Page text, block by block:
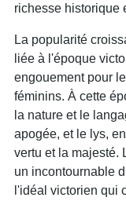
richesse historique
La popularité
liée à l'époque
engouement pour
féminins. À cette
la nature et le
apogée, et le lys,
vertu et la majesté.
un incontournable
l'idéal victorien qui